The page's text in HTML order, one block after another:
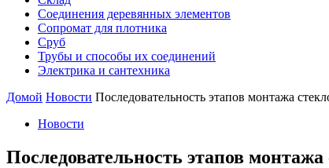
Соединения деревянных элементов
Сопромат для плотника
Сруб
Трубы и способы их соединений
Электрика и сантехника
Домой Новости Последовательность этапов монтажа
Новости
Последовательность этапов